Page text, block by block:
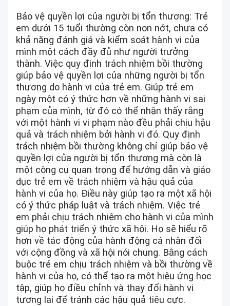
Bảo vệ quyền lợi của người bị tổn thương: Trẻ
em dưới 15 tuổi thường còn non nớt, chưa có
khả năng đánh giá và kiểm soát hành vi của
mình một cách đầy đủ như người trưởng
thành. Việc quy định trách nhiệm bồi thường
giúp bảo vệ quyền lợi của những người bị tổn
thương do hành vi của trẻ em. Giúp trẻ em
ngày một có ý thức hơn về những hành vi sai
phạm của mình, từ đó có thể nhận thấy rằng
với một hành vi vi phạm nào đều phải chịu hậu
quả và trách nhiệm bởi hành vi đó. Quy định
trách nhiệm bồi thường không chỉ giúp bảo vệ
quyền lợi của người bị tổn thương mà còn là
một công cụ quan trọng để hướng dẫn và giáo
dục trẻ em về trách nhiệm và hậu quả của
hành vi của họ. Điều này giúp tạo ra một xã hội
có ý thức pháp luật và trách nhiệm. Việc trẻ
em phải chịu trách nhiệm cho hành vi của mình
giúp họ phát triển ý thức xã hội. Họ sẽ hiểu rõ
hơn về tác động của hành động cá nhân đối
với cộng đồng và xã hội nói chung. Bằng cách
buộc trẻ em chịu trách nhiệm và bồi thường về
hành vi của họ, có thể tạo ra một hiệu ứng học
tập, giúp họ điều chỉnh và thay đổi hành vi
tương lai để tránh các hậu quả tiêu cực.